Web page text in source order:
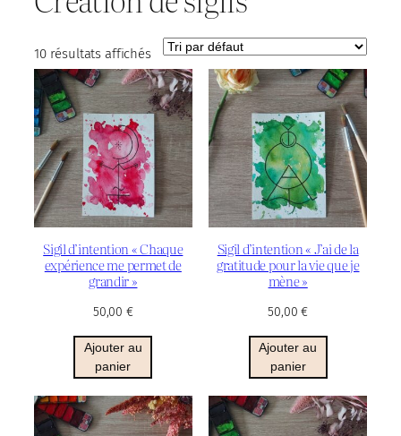
10 résultats affichés
Sigil d’intention « Chaque
expérience me permet de
grandir »
50,00 €
Ajouter au
panier
Sigil d’intention « J’ai de la
gratitude pour la vie que je
mène »
50,00€
Ajouter au
panier